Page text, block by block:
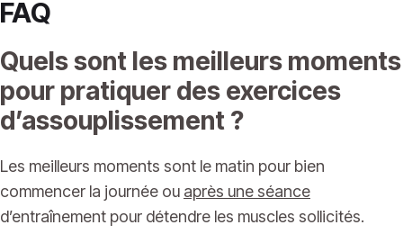
FAQ
Quels sont les meilleurs moments
pour pratiquer des exercices
d’assouplissement ?
Les meilleurs moments sont le matin pour bien
commencer la journée ou après une séance
d’entraînement pour détendre les muscles sollicités.